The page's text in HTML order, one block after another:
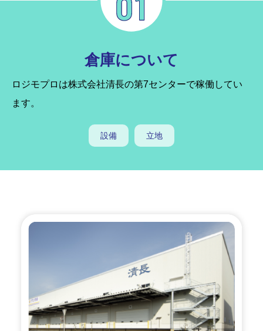
倉庫について
ロジモプロは株式会社清長の第7センターで稼働してい
ます。
設備 立地